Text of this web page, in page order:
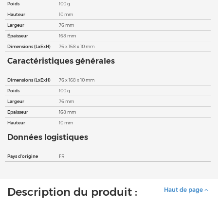
Poids
100 g
Hauteur
10 mm
Largeur
76 mm
Épaisseur
168 mm
Dimensions (LxExH)
76 x 168 x 10 mm
Caractéristiques générales
Dimensions (LxExH)
76 x 168 x 10 mm
Poids
100 g
Largeur
76 mm
Épaisseur
168 mm
Hauteur
10 mm
Données logistiques
Pays d'origine FR
Haut de page
Description du produit :